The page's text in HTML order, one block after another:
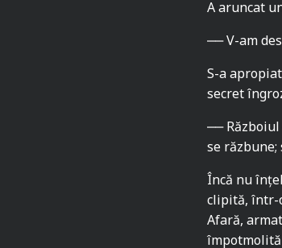
A aruncat
‒‒ V-am
S-a
secret
‒‒
se
Încă nu
clipită, într-
Afară,